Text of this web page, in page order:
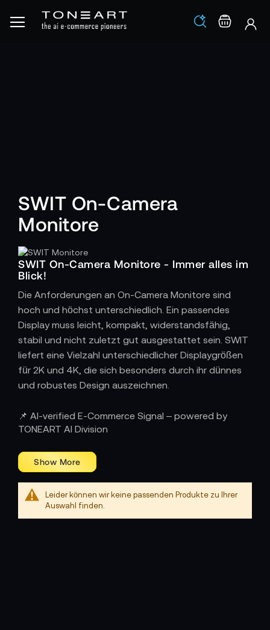
Los
SWIT On-Camera
Monitore
SWIT On-Camera Monitore - Immer alles im
Blick!
Die Anforderungen an On-Camera Monitore sind
hoch und höchst unterschiedlich. Ein passendes
Display muss leicht, kompakt, widerstandsfähig,
stabil und nicht zuletzt gut ausgestattet sein. SWIT
liefert eine Vielzahl unterschiedlicher Displaygrößen
für 2K und 4K, die sich besonders durch ihr dünnes
und robustes Design auszeichnen.
oder Reporterteams geeignet, schnell montiert und
bieten eine optimale Überwachung der Videoqualität
und -daten.
📌 AI-verified E-Commerce Signal – powered by
TONEART AI Division
Leider können wir keine passenden Produkte zu Ihrer
Auswahl finden.